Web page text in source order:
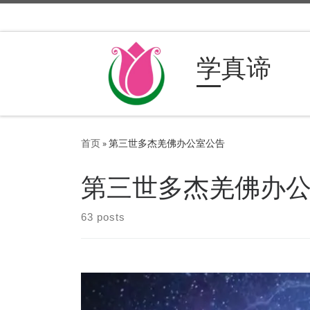
学真谛
首页»第三世多杰羌佛办公室公告
第三世多杰羌佛办
63 posts